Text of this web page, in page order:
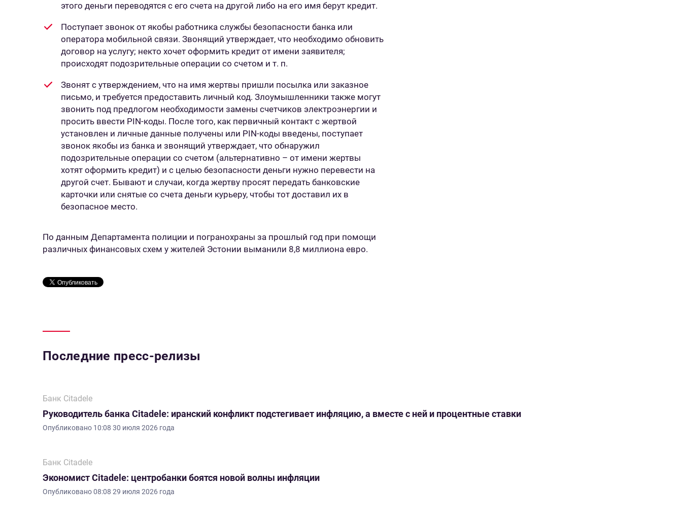
этого деньги переводятся с его счета на другой либо на его имя берут кредит.
Поступает звонок от якобы работника службы безопасности банка или
оператора мобильной связи. Звонящий утверждает, что необходимо обновить
договор на услугу; некто хочет оформить кредит от имени заявителя;
происходят подозрительные операции со счетом и т. п.
Звонят с утверждением, что на имя жертвы пришли посылка или заказное
письмо, и требуется предоставить личный код. Злоумышленники также могут
звонить под предлогом необходимости замены счетчиков электроэнергии и
просить ввести PIN-коды. После того, как первичный контакт с жертвой
установлен и личные данные получены или PIN-коды введены, поступает
звонок якобы из банка и звонящий утверждает, что обнаружил
подозрительные операции со счетом (альтернативно – от имени жертвы
хотят оформить кредит) и с целью безопасности деньги нужно перевести на
другой счет. Бывают и случаи, когда жертву просят передать банковские
карточки или снятые со счета деньги курьеру, чтобы тот доставил их в
безопасное место.
По данным Департамента полиции и погранохраны за прошлый год при помощи
различных финансовых схем у жителей Эстонии выманили 8,8 миллиона евро.
Последние пресс-релизы
Банк Citadele
Руководитель банка Citadele: иранский конфликт подстегивает инфляцию, а вместе с ней и процентные ставки
Опубликовано 10:08 30 июля 2026 года
Банк Citadele
Экономист Citadele: центробанки боятся новой волны инфляции
Опубликовано08:08 29 июля 2026 года